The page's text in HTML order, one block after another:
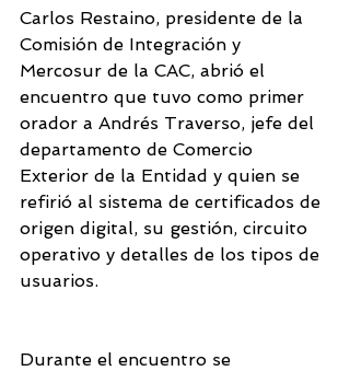
Carlos Restaino, presidente de la
Comisión de Integración y
Mercosur de la CAC, abrió el
encuentro que tuvo como primer
orador a Andrés Traverso, jefe del
departamento de Comercio
Exterior de la Entidad y quien se
refirió al sistema de certificados de
origen digital, su gestión, circuito
operativo y detalles de los tipos de
usuarios.
Durante el encuentro se